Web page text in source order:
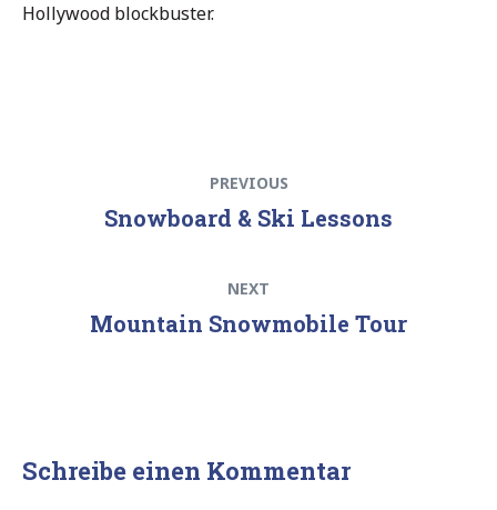
Hollywood blockbuster.
post:
PREVIOUS
Snowboard & Ski Lessons
post:
NEXT
Mountain Snowmobile Tour
Schreibe einen Kommentar